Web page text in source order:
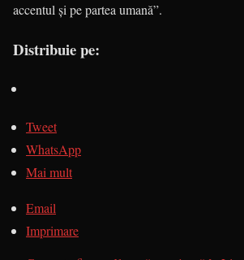
accentul și pe partea umană”.
Distribuie pe:
Tweet
WhatsApp
Mai mult
Email
Imprimare